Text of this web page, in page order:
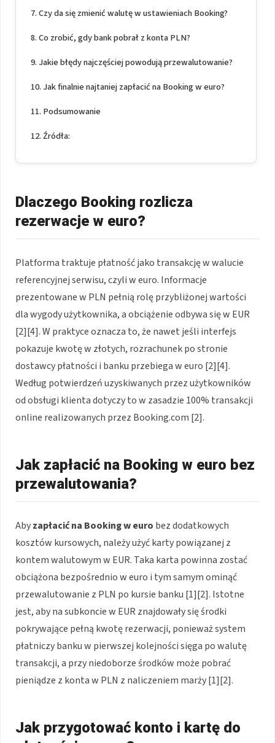
Czy da się zmienić walutę w ustawieniach Booking?
Co zrobić, gdy bank pobrał z konta PLN?
Jakie błędy najczęściej powodują przewalutowanie?
Jak finalnie najtaniej zapłacić na Booking w euro?
Podsumowanie
Źródła:
Dlaczego Booking rozlicza
rezerwacje w euro?
Platforma traktuje płatność jako transakcję w walucie
referencyjnej serwisu, czyli w euro. Informacje
prezentowane w PLN pełnią rolę przybliżonej wartości
dla wygody użytkownika, a obciążenie odbywa się w EUR
[2][4]. W praktyce oznacza to, że nawet jeśli interfejs
pokazuje kwotę w złotych, rozrachunek po stronie
dostawcy płatności i banku przebiega w euro [2][4].
Według potwierdzeń uzyskiwanych przez użytkowników
od obsługi klienta dotyczy to w zasadzie 100% transakcji
online realizowanych przez Booking.com [2].
Jak zapłacić na Booking w euro bez
przewalutowania?
Abyzapłacić na Booking w euro bez dodatkowych
kosztów kursowych, należy użyć karty powiązanej z
kontem walutowym w EUR. Taka karta powinna zostać
obciążona bezpośrednio w euro i tym samym ominąć
przewalutowanie z PLN po kursie banku [1][2]. Istotne
jest, aby na subkoncie w EUR znajdowały się środki
pokrywające pełną kwotę rezerwacji, ponieważ system
płatniczy banku w pierwszej kolejności sięga po walutę
transakcji, a przy niedoborze środków może pobrać
pieniądze z konta w PLN z naliczeniem marży [1][2].
Jak przygotować konto i kartę do